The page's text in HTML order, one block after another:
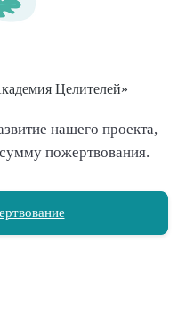
Целителей»
нашего проекта,
пожертвования.